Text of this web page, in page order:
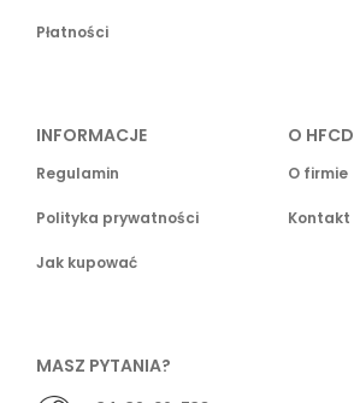
Płatności
INFORMACJE
Regulamin
Polityka prywatności
Jak kupować
O HFCD
O firmie
Kontakt
MASZ PYTANIA?